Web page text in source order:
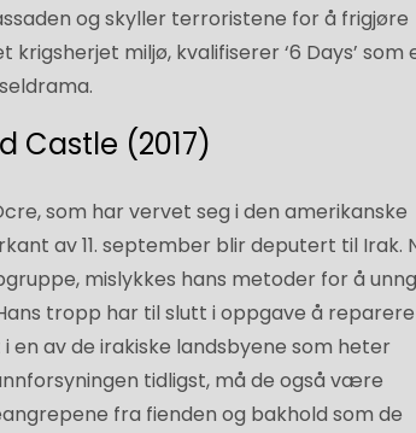
og skyller terroristene for å frigjøre
miljø, kvalifiserer ‘6 Days’ som
Castle (2017)
som har vervet seg i den amerikanske
av 11. september blir deputert til Irak.
mislykkes hans metoder for å
tropp har til slutt i oppgave å
av de irakiske landsbyene som heter
tidligst, må de også være
fra fienden og bakhold som de